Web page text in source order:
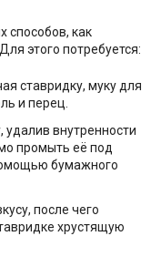
способов, как
этого потребуется:
ставридку, муку для
и перец.
удалив внутренности
промыть её под
бумажного
после чего
хрустящую